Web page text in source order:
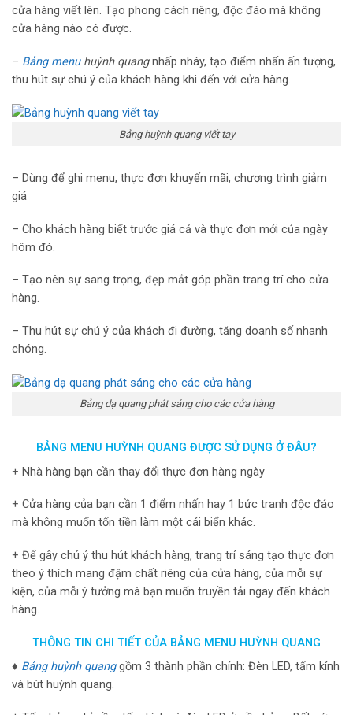
cửa hàng viết lên. Tạo phong cách riêng, độc đáo mà không
cửa hàng nào có được.
– Bảng menuhuỳnh quangnhấp nháy, tạo điểm nhấn ấn tượng,
thu hút sự chú ý của khách hàng khi đến với cửa hàng.
Bảng huỳnh quang viết tay
– Dùng để ghi menu, thực đơn khuyến mãi, chương trình giảm
giá
– Cho khách hàng biết trước giá cả và thực đơn mới của ngày
hôm đó.
– Tạo nên sự sang trọng, đẹp mắt góp phần trang trí cho cửa
hàng.
– Thu hút sự chú ý của khách đi đường, tăng doanh số nhanh
chóng.
Bảng dạ quang phát sáng cho các cửa hàng
BẢNG MENU HUỲNH QUANG ĐƯỢC SỬ DỤNG Ở ĐÂU?
+ Nhà hàng bạn cần thay đổi thực đơn hàng ngày
+ Cửa hàng của bạn cần 1 điểm nhấn hay 1 bức tranh độc đáo
mà không muốn tốn tiền làm một cái biển khác.
+ Để gây chú ý thu hút khách hàng, trang trí sáng tạo thực đơn
theo ý thích mang đậm chất riêng của cửa hàng, của mỗi sự
kiện, của mỗi ý tưởng mà bạn muốn truyền tải ngay đến khách
hàng.
THÔNG TIN CHI TIẾT CỦA BẢNG MENU HUỲNH QUANG
♦ Bảng huỳnh quanggồm 3 thành phần chính: Đèn LED, tấm kính
và bút huỳnh quang.